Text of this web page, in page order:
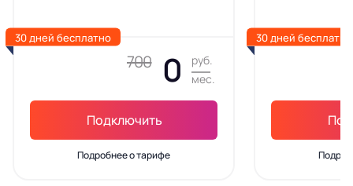
700 0
руб.
мес.
Подключить
Подробнее о тарифе
30 дней бесплатно 30 дней бесплатно